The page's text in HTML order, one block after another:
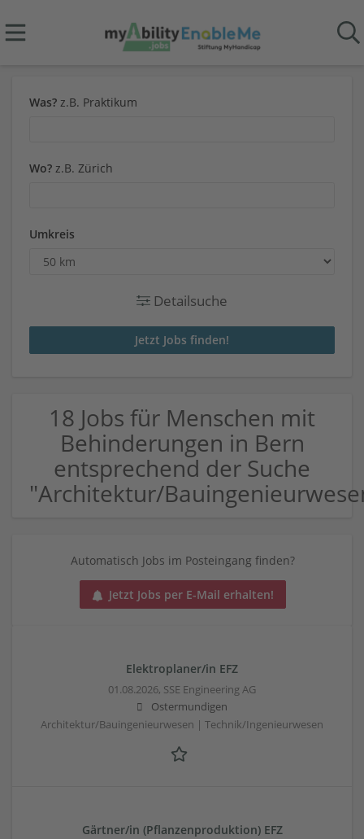
Was? z.B. Praktikum
Wo? z.B. Zürich
Umkreis
Detailsuche
18 Jobs für Menschen mit
Behinderungen in Bern
entsprechend der Suche
"Architektur/
Automatisch Jobs im Posteingang finden?
Jetzt Jobs per E-Mail erhalten!
Elektroplaner/in EFZ
01.08.2026, SSE Engineering AG
Ostermundigen
Architektur/Bauingenieurwesen | Technik/Ingenieurwesen
Gärtner/in (Pflanzenproduktion) EFZ